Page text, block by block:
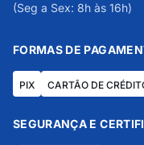
(Seg a Sex: 8h às 16h)
FORMAS DE
PIX CARTÃO DE
SEGURANÇA E